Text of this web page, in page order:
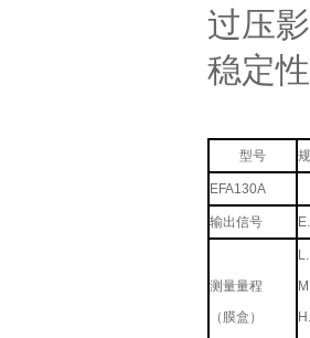
过压
稳定
型号
EFA130A
输出信号
测量量程
（膜盒）